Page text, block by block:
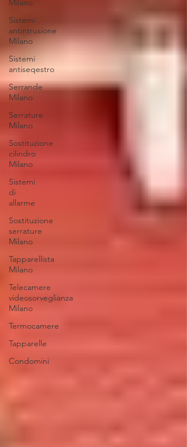
Milano
Sistemi
antintrusione
Milano
Sistemi
antiseqestro
Serrande
Milano
Serrature
Milano
Sostituzione
cilindro
Milano
Sistemi
di
allarme
Sostituzione
serrature
Milano
Tapparellista
Milano
Telecamere
videosorveglianza
Milano
Termocamere
Tapparelle
Condomini